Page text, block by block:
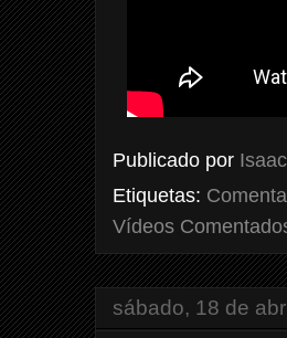
Publicado por
Etiquetas:
Vídeos
sábado, 18 de